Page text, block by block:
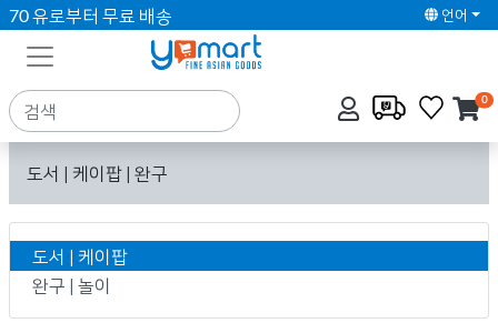
70 유로부터 무료 배송 언어
0
도서 | 케이팝 | 완구
도서 | 케이팝
완구 | 놀이